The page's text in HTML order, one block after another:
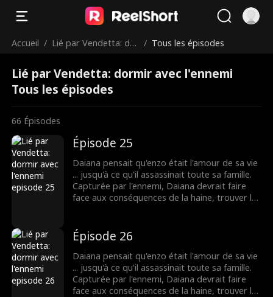
Accueil / Lié par Vendetta: dor
/ Tous les épisodes
Lié par Vendetta: dormir avec l'ennemi
Tous les épisodes
66 Épisodes
Épisode 25
Daiana pensait qu'enzo était l'amour de sa vie
... jusqu'à ce qu'il assassinait toute sa famille.
Capturée par l'ennemi, Daiana devrait faire
face aux conséquences de la haine, trouver la
Épisode 26
Daiana pensait qu'enzo était l'amour de sa vie
... jusqu'à ce qu'il assassinait toute sa famille.
Capturée par l'ennemi, Daiana devrait faire
face aux conséquences de la haine, trouver la